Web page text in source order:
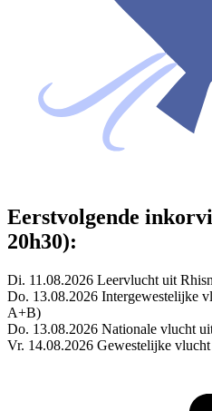
Eerstvolgende
20h30):
Di. 11.08.2026 Leervlucht uit
Do. 13.08.2026 Intergewestelijke
A+B)
Do. 13.08.2026 Nationale vlucht
Vr. 14.08.2026 Gewestelijke